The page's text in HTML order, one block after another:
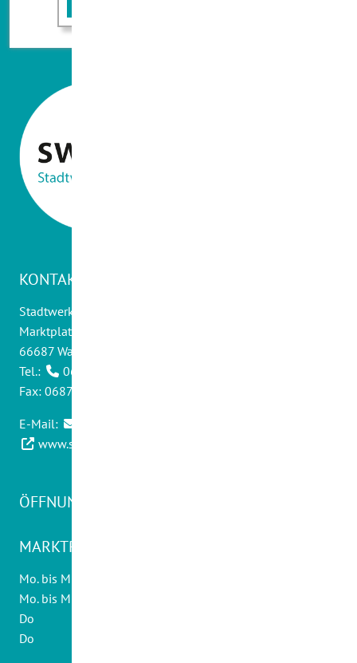
KONTAKT
Stadtwerke Wadern GmbH
Marktplatz 14
66687 Wadern
Tel.:
06871 - 9012 0
Fax: 06871 - 9012 30
E-Mail:
www.stadtwerke-wadern.de
ÖFFNUNGSZEITEN KUNDENCENTER
MARKTPLATZ 20:
Mo. bis Mi., Fr
Mo. bis Mi.
Do
Do